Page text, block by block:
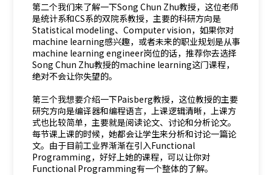
第二个我们来了解一下Song Chun Zhu教授，这位老师
是统计系和CS系的双院系教授，主要的科研方向是
Statistical modeling、Computer vision，如果你对
machine learning感兴趣，或者未来的职业规划是从事
machine learning engineer岗位的话，推荐你去选择
Song Chun Zhu教授的machine learning这门课程，
绝对不会让你失望的。
第三个我想要介绍一下Paisberg教授，这位教授的主要
研究方向是编译器和编程语言，上课逻辑清晰，上课方
式也比较简单，主要就是阅读论文、讨论和分析论文。
每节课上课的时候，她都会让学生来分析和讨论一篇论
文。由于目前工业界渐渐在引入Functional
Programming，好好上她的课程，可以让你对
Functional Programming有一个整体的了解。